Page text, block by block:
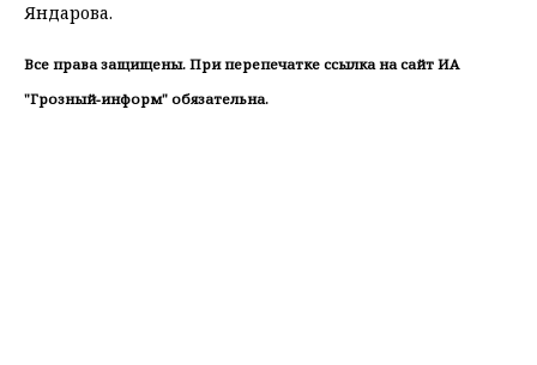
Яндарова.
Все права защищены. При перепечатке ссылка на сайт ИА
"Грозный-информ" обязательна.